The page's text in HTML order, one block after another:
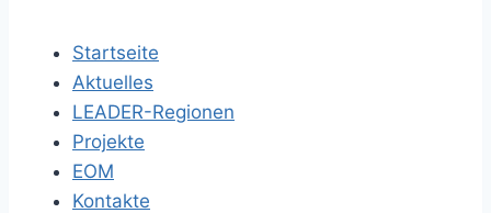
Startseite
Aktuelles
LEADER-Regionen
Projekte
EOM
Kontakte